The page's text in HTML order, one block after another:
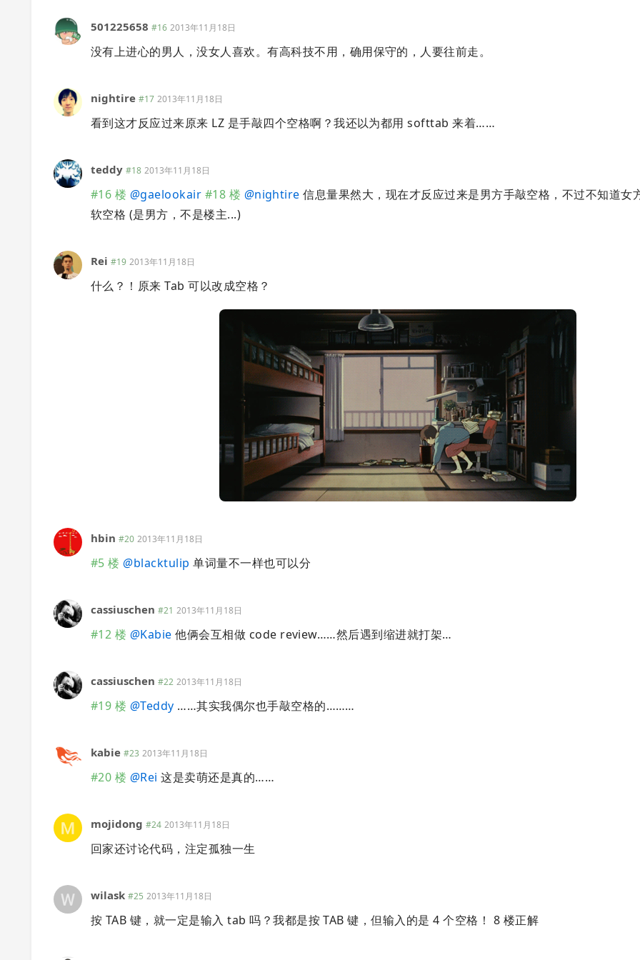
501225658 #16 2013年11月18日
没有上进心的男人，没女人喜欢。有高科技不用，确用保守的，人要往前走。
nightire #17 2013年11月18日
看到这才反应过来原来 LZ 是手敲四个空格啊？我还以为都用 softtab 来着……
teddy #18 2013年11月18日
#16 楼 @gaelookair #18 楼 @nightire 信息量果然大，现在才反应过来是男方手敲空格，不过不知道女
软空格 (是男方，不是楼主...)
Rei #19 2013年11月18日
什么？！原来 Tab 可以改成空格？
hbin #20 2013年11月18日
#5 楼 @blacktulip 单词量不一样也可以分
cassiuschen #21 2013年11月18日
#12 楼 @Kabie 他俩会互相做 code review……然后遇到缩进就打架…
cassiuschen #22 2013年11月18日
#19 楼 @Teddy ……其实我偶尔也手敲空格的………
kabie #23 2013年11月18日
#20 楼 @Rei 这是卖萌还是真的……
mojidong #24 2013年11月18日
回家还讨论代码，注定孤独一生
wilask #25 2013年11月18日
按 TAB 键，就一定是输入 tab 吗？我都是按 TAB 键，但输入的是 4 个空格！ 8 楼正解